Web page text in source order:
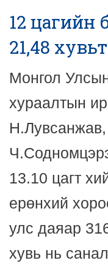
12 цагийн
21,48
Монгол
хураалтын
13.10 цагт
ерөнхий
улс даяар
хувь нь